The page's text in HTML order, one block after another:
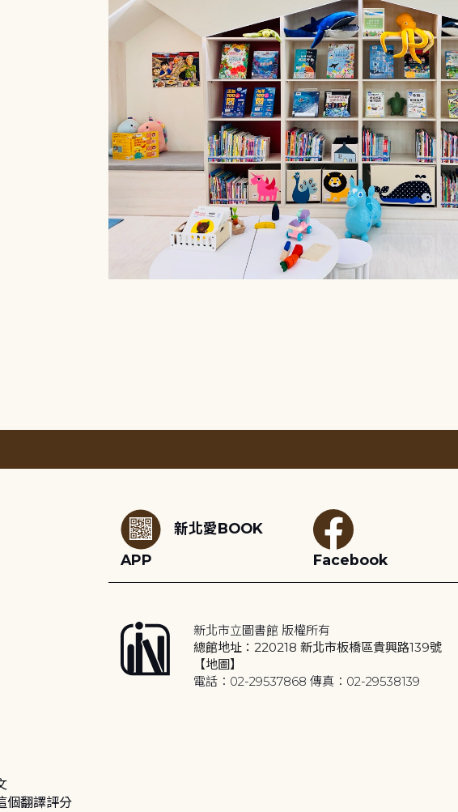
新北愛BOOK
APP
Facebook
新北市立圖書館 版權所有
總館地址：220218 新北市板橋區貴興路139號
【地圖】
電話：02-29537868 傳真：02-29538139
個翻譯評分